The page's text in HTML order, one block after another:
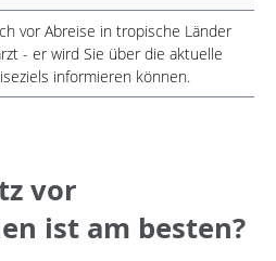
vor Abreise in tropische Länder
- er wird Sie über die aktuelle
informieren können.
vor
ist am besten?